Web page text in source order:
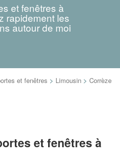
et fenêtres à
rapidement les
autour de moi
et fenêtres > Limousin > Corrèze
et fenêtres à